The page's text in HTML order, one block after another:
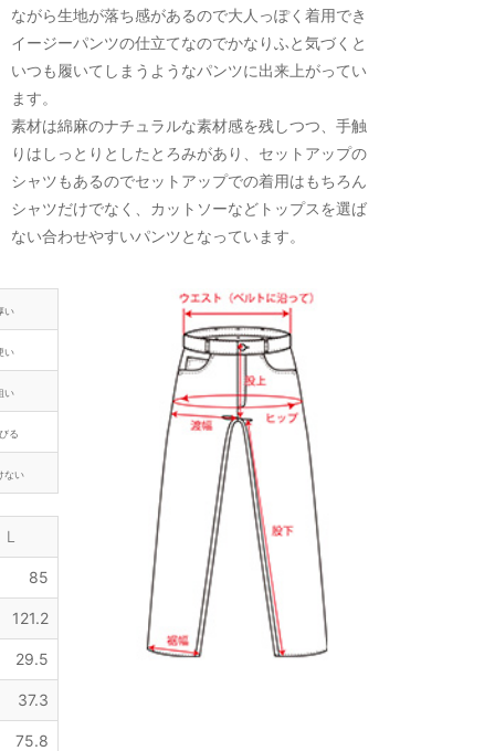
ながら生地が落ち感があるので大人っぽく着用でき
イージーパンツの仕立てなのでかなりふと気づくと
いつも履いてしまうようなパンツに出来上がってい
ます。
素材は綿麻のナチュラルな素材感を残しつつ、手触
りはしっとりとしたとろみがあり、セットアップの
シャツもあるのでセットアップでの着用はもちろん
シャツだけでなく、カットソーなどトップスを選ば
ない合わせやすいパンツとなっています。
い
い
い
る
ない
L
85
121.2
29.5
37.3
75.8